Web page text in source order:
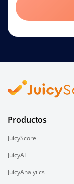
Productos
JuicyScore
JuicyAI
JuicyAnalytics